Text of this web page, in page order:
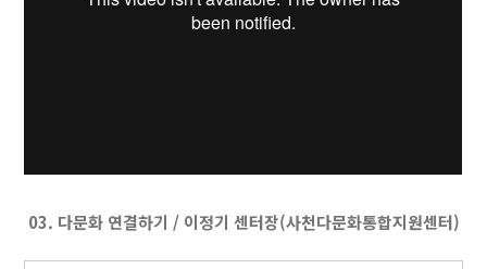
03. 다문화 연결하기 / 이정기 센터장(사천다문화통합지원센터)